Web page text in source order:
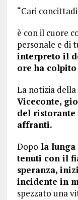
“Cari
è con il cuore
personale e di
interpreto il
ore ha
La notizia della
Viceconte,
del ristorante
affranti.
Dopo la lunga
tenuti con il
speranza,
incidente in
spezzato una